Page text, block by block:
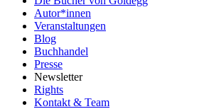
Autor*innen
Veranstaltungen
Blog
Buchhandel
Presse
Newsletter
Rights
Kontakt & Team